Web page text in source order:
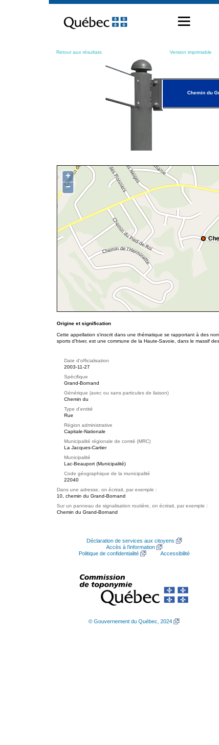
contenu
Retour aux résultats Version imprimable
Chemin du
+
−
Origine et signification
Cette appellation s'inscrit dans une thématique se rapportant à des
sports d'hiver, est une commune de la Haute-Savoie, dans le massif
Date d'officialisation
2003-11-27
Spécifique
Grand-Bornand
Générique (avec ou sans particules de liaison)
Chemin du
Type d'entité
Rue
Région administrative
Capitale-Nationale
Municipalité régionale de comté (MRC)
La Jacques-Cartier
Municipalité
Lac-Beauport (Municipalité)
Code géographique de la municipalité
22040
Dans une adresse, on écrirait, par exemple :
10, chemin du Grand-Bornand
Sur un panneau de signalisation routière, on écrirait, par exemple :
Chemin du Grand-Bornand
Déclaration de services aux citoyens
Accès à l’information
Politique de confidentialité
Accessibilité
© Gouvernement du Québec, 2024